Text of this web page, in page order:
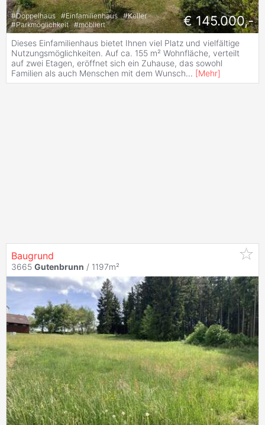
#Doppelhaus #Einfamilienhaus #Keller
#Parkmöglichkeit #möbliert € 145.000,-
Dieses Einfamilienhaus bietet Ihnen viel Platz und vielfältige
Nutzungsmöglichkeiten. Auf ca. 155 m² Wohnfläche, verteilt
auf zwei Etagen, eröffnet sich ein Zuhause, das sowohl
Familien als auch Menschen mit dem Wunsch... [Mehr]
Baugrund
3665 Gutenbrunn / 1197m²